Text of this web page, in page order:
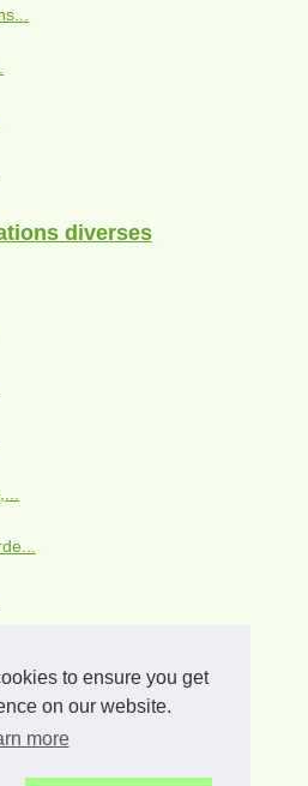
to ensure you get
on our website.
more
diverses